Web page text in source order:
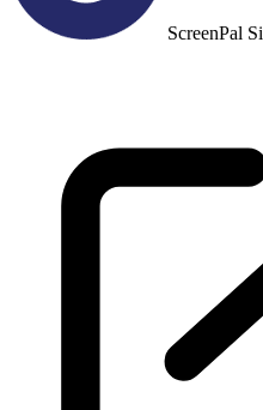
ScreenPal